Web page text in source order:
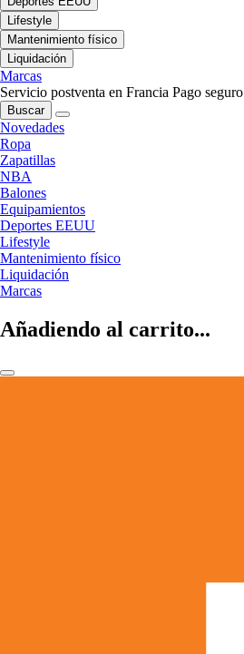
Lifestyle
Mantenimiento físico
Liquidación
Marcas
Servicio postventa en Francia Pago seguro
Buscar
Novedades
Ropa
Zapatillas
NBA
Balones
Equipamientos
Deportes EEUU
Lifestyle
Mantenimiento físico
Liquidación
Marcas
Añadiendo al carrito...